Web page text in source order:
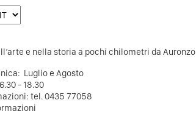
e nella storia a pochi chilometri da Auronzo
Luglio e Agosto
- 18.30
tel. 0435 77058